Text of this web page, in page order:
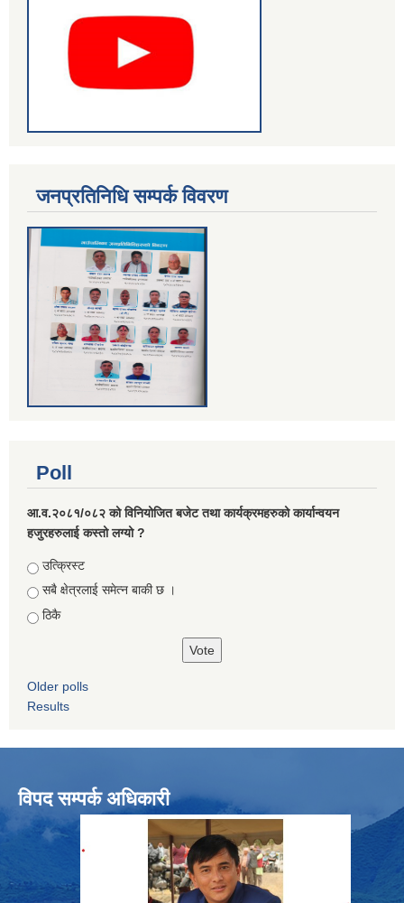
जनप्रतिनिधि सम्पर्क विवरण
Poll
आ.व.२०८१/०८२ को विनियोजित बजेट तथा कार्यक्रमहरुको कार्यान्वयन
हजुरहरुलाई कस्तो लग्यो ?
Choices
उत्क्रिस्ट
सबै क्षेत्रलाई समेत्न बाकी छ ।
ठिकै
Older polls
Results
विपद सम्पर्क अधिकारी